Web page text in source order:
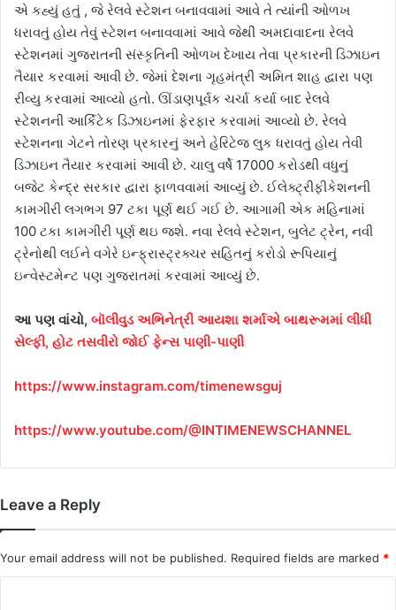
એ કહ્યું હતું , જે રેલવે સ્ટેશન બનાવવામાં આવે તે ત્યાંની ઓળખ
ધરાવતું હોય તેવું સ્ટેશન બનાવવામાં આવે જેથી અમદાવાદના રેલવે
સ્ટેશનમાં ગુજરાતની સંસ્કૃતિની ઓળખ દેખાય તેવા પ્રકારની ડિઝાઇન
તૈયાર કરવામાં આવી છે. જેમાં દેશના ગૃહમંત્રી અમિત શાહ દ્વારા પણ
રીવ્યુ કરવામાં આવ્યો હતો. ઊંડાણપૂર્વક ચર્ચા કર્યા બાદ રેલવે
સ્ટેશનની આર્કિટેક ડિઝાઇનમાં ફેરફાર કરવામાં આવ્યો છે. રેલવે
સ્ટેશનના ગેટને તોરણ પ્રકારનું અને હેરિટેજ લુક ધરાવતું હોય તેવી
ડિઝાઇન તૈયાર કરવામાં આવી છે. ચાલુ વર્ષે 17000 કરોડથી વધુનું
બજેટ કેન્દ્ર સરકાર દ્વારા ફાળવવામાં આવ્યું છે. ઈલેક્ટ્રીફીકેશનની
કામગીરી લગભગ 97 ટકા પૂર્ણ થઈ ગઈ છે. આગામી એક મહિનામાં
100 ટકા કામગીરી પૂર્ણ થઇ જશે. નવા રેલવે સ્ટેશન, બુલેટ ટ્રેન, નવી
ટ્રેનોથી લઈને વગેરે ઇન્ફ્રાસ્ટ્રક્ચર સહિતનું કરોડો રૂપિયાનું
ઇન્વેસ્ટમેન્ટ પણ ગુજરાતમાં કરવામાં આવ્યું છે.
આ પણ વાંચો, બૉલીવુડ અભિનેત્રી આયશા શર્માએ બાથરૂમમાં લીધી
સેલ્ફી, હોટ તસવીરો જોઈ ફેન્સ પાણી-પાણી
https://www.instagram.com/timenewsguj
https://www.youtube.com/@INTIMENEWSCHANNEL
Leave a Reply
Your email address will not be published. Required fields are marked *